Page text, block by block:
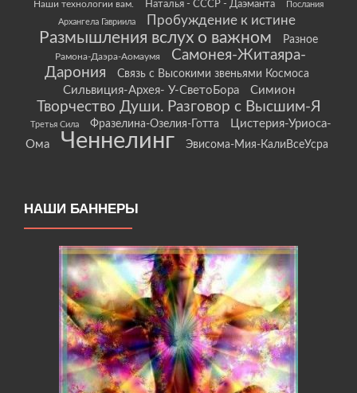
Наши технологии вам.
Наталья - СССР - Даэманта
Послания
Архангела Гавриила
Пробуждение к истине
Размышления вслух о важном Разное
Рамона-Даэра-Аомаумя
Самонея-Житаяра-
Дарония
Связь с Высокими звеньями Космоса
Сильвиция-Архея- У-СветоБора Симион
Творчество Души. Разговор с Высшим-Я
Третья Сила Фразелина-Озелия-Готта
Цистерия-Уриоса-
Ома
Ченнелинг Эвисома-Мия-КалиВсеУсра
НАШИ БАННЕРЫ